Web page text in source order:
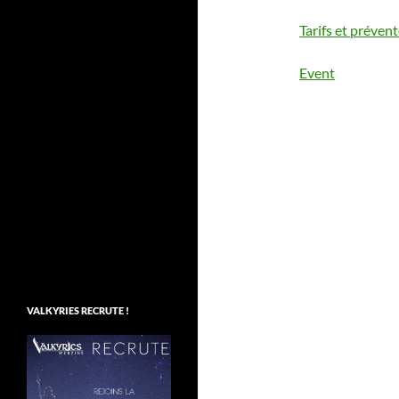
Tarifs et
Event
VALKYRIES RECRUTE !